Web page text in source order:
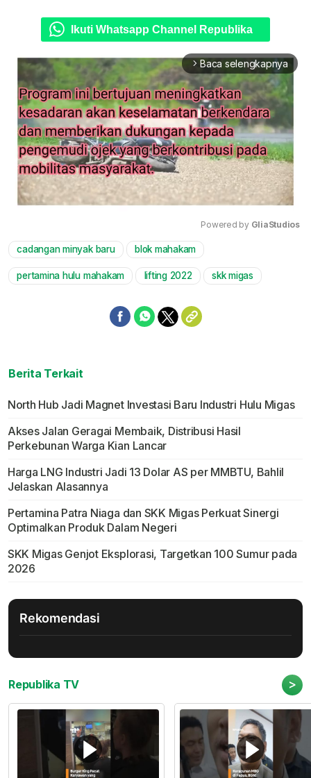
Ikuti Whatsapp Channel Republika
arrow_forward_ios Baca selengkapnya
Powered by GliaStudios
cadangan minyak baru blok mahakam
pertamina hulu mahakam lifting 2022 skk migas
Berita Terkait
North Hub Jadi Magnet Investasi Baru Industri Hulu Migas
Akses Jalan Geragai Membaik, Distribusi Hasil
Perkebunan Warga Kian Lancar
Harga LNG Industri Jadi 13 Dolar AS per MMBTU, Bahlil
Jelaskan Alasannya
Pertamina Patra Niaga dan SKK Migas Perkuat Sinergi
Optimalkan Produk Dalam Negeri
SKK Migas Genjot Eksplorasi, Targetkan 100 Sumur pada
2026
Rekomendasi
Republika TV >